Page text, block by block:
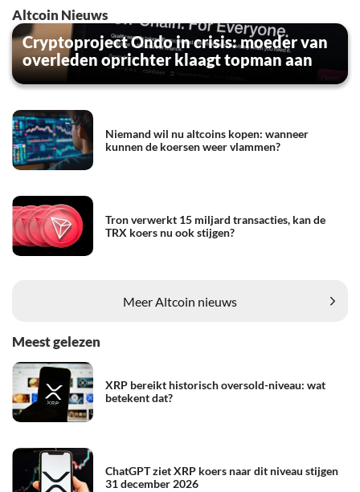
Altcoin Nieuws
Cryptoproject Ondo in crisis: moeder van
overleden oprichter klaagt topman aan
Niemand wil nu altcoins kopen: wanneer
kunnen de koersen weer vlammen?
Tron verwerkt 15 miljard transacties, kan de
TRX koers nu ook stijgen?
Meer Altcoin nieuws
Meest gelezen
XRP bereikt historisch oversold-niveau: wat
betekent dat?
ChatGPT ziet XRP koers naar dit niveau stijgen
31 december 2026